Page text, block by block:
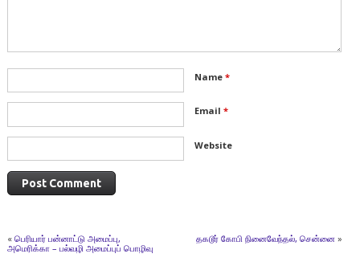
Name *
Email *
Website
« பெரியார் பன்னாட்டு அமைப்பு,
அமெரிக்கா – பல்வழி அமைப்புப் பொழிவு
தகடூர் கோபி நினைவேந்தல், சென்னை »